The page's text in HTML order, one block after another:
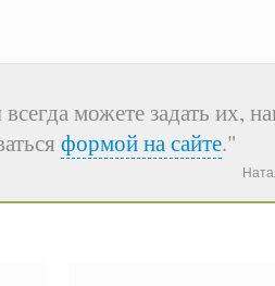
можете задать их,
формой на сайте."